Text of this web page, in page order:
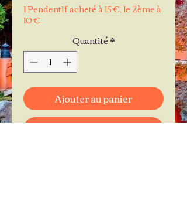
1 Pendentif acheté à 15 €, le 2ème à
10 €
Quantité*
Ajouter au panier